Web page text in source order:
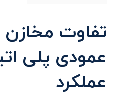
تفاوت مخازن
عمودی پلی
عملکرد